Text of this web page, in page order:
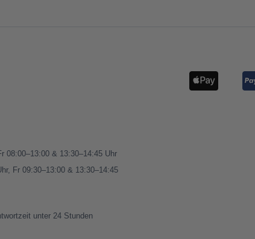
08:00–13:00 & 13:30–14:45 Uhr
Fr 09:30–13:00 & 13:30–14:45
unter 24 Stunden